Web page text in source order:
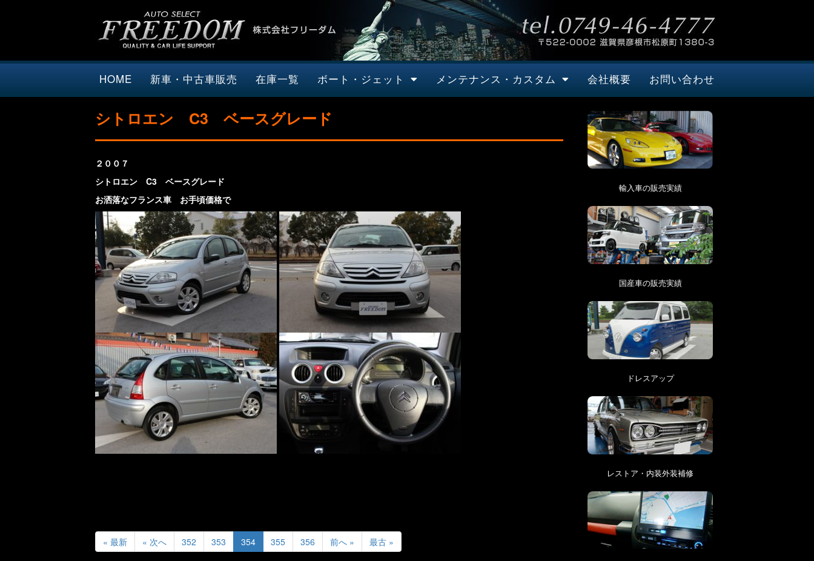
HOME 新車・中古車販売 在庫一覧 ボート・ジェット メンテナンス・カスタム 会社概要 お問い合わせ
シトロエン C3 ベースグレード
２００７
シトロエン C3 ベースグレード
お洒落なフランス車 お手頃価格で
« 最新 « 次へ 352 353 354 355 356 前へ » 最古 »
輸入車の販売実績
国産車の販売実績
ドレスアップ
レストア・内装外装補修